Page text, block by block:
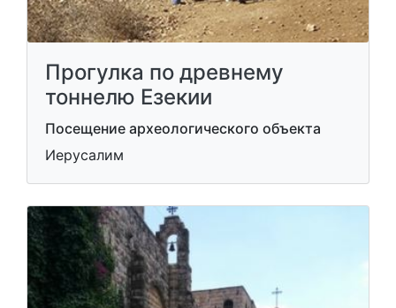
Прогулка по древнему
тоннелю Езекии
Посещение археологического объекта
Иерусалим